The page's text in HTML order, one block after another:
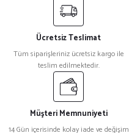
Ücretsiz Teslimat
Tüm siparişleriniz ücretsiz kargo ile
teslim edilmektedir.
Müşteri Memnuniyeti
14 Gün içerisinde kolay iade ve değişim